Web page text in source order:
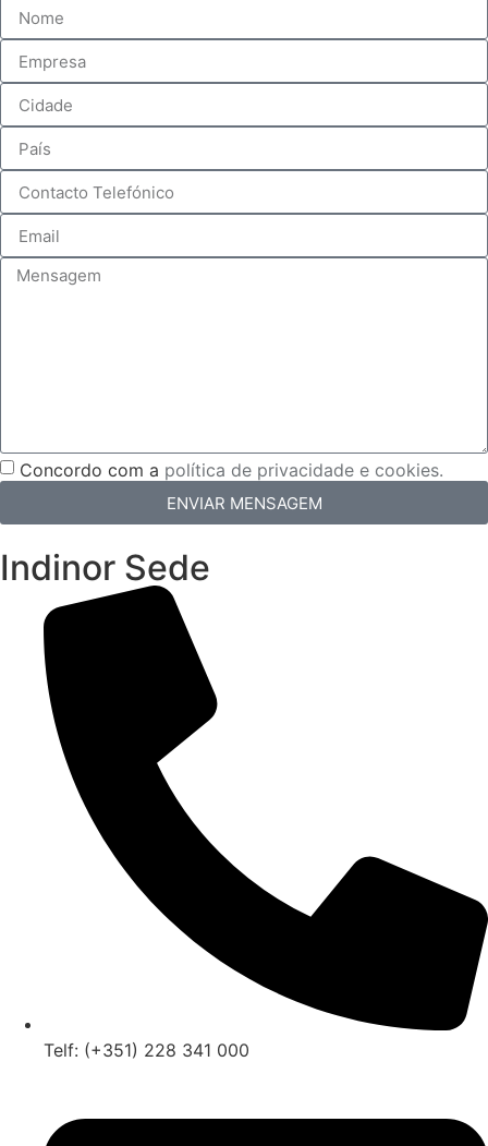
Concordo com a política de privacidade e cookies.
ENVIAR MENSAGEM
Indinor Sede
Telf: (+351) 228 341 000